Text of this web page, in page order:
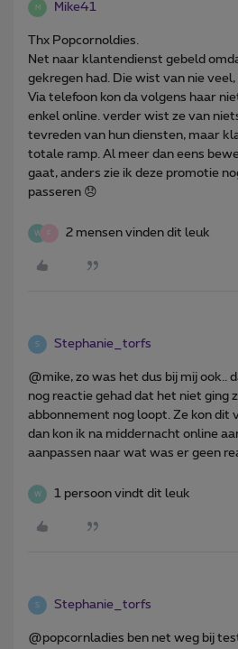
M Mike41
Thx Popcornoldies.
Net naar klantendienst gebeld
gekregen had. Die wist van nie
Via telefoon kon da volgens haar
enkel online. verder wist ze van
tevreden van hun diensten, maar
totale ramp. Al meer dan eens
gaat, anders zie ik deze promotie
passeren 😞
W 2 mensen vinden dit leuk
S Stephanie_torfs
@mike, zo was het dus bij mij ook..
nog reactie gehad dat het niet ging
abbonnement nog loopt. Ze kon dit
dan kon ik na middernacht online
aanpassen naar wat was er geen
W 1 persoon vindt dit leuk
S Stephanie_torfs
@popcornladies ben net weg bij